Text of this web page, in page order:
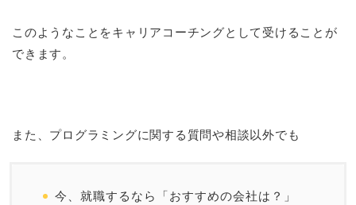
このようなことをキャリアコーチングとして受けることが
できます。
また、プログラミングに関する質問や相談以外でも
今、就職するなら「おすすめの会社は？」